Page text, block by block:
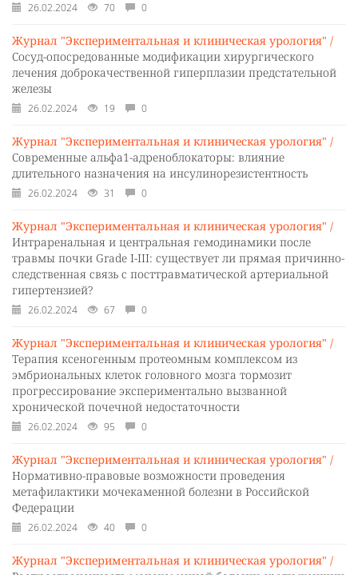
26.02.2024 70 0
Журнал "Экспериментальная и клиническая урология" /
Сосуд-опосредованные модификации хирургического
лечения доброкачественной гиперплазии предстательной
железы
26.02.2024 19 0
Журнал "Экспериментальная и клиническая урология" /
Современные альфа1-адреноблокаторы: влияние
длительного назначения на инсулинорезистентность
26.02.2024 31 0
Журнал "Экспериментальная и клиническая урология" /
Интраренальная и центральная гемодинамики после
травмы почки Grade I-III: существует ли прямая причинно-
следственная связь с посттравматической артериальной
гипертензией?
26.02.2024 67 0
Журнал "Экспериментальная и клиническая урология" /
Терапия ксеногенным протеомным комплексом из
эмбриональных клеток головного мозга тормозит
прогрессирование экспериментально вызванной
хронической почечной недостаточности
26.02.2024 95 0
Журнал "Экспериментальная и клиническая урология" /
Нормативно-правовые возможности проведения
метафилактики мочекаменной болезни в Российской
Федерации
26.02.2024 40 0
Журнал "Экспериментальная и клиническая урология" /